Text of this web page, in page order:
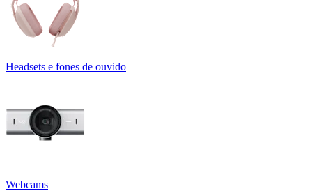
Headsets e fones de ouvido
Webcams